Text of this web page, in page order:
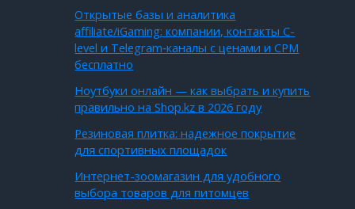
Открытые базы и аналитика
affiliate/iGaming: компании, контакты C-
level и Telegram‑каналы с ценами и CPM
бесплатно
Ноутбуки онлайн — как выбрать и купить
правильно на Shop.kz в 2026 году
Резиновая плитка: надежное покрытие
для спортивных площадок
Интернет-зоомагазин для удобного
выбора товаров для питомцев